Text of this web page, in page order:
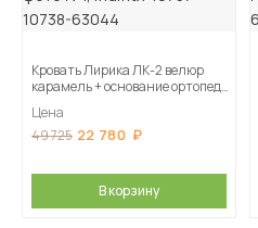
Кровать Лирика ЛК-2 велюр
карамель + основание ортопед
Цена
49 725 22 780
В корзину